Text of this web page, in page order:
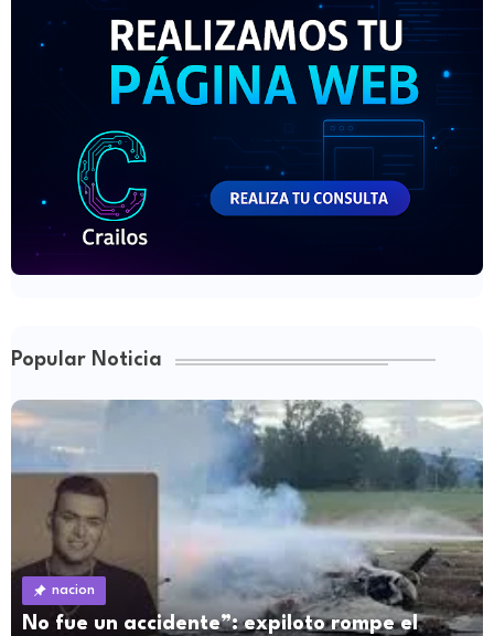
Popular Noticia
nacion
No fue un accidente”: expiloto rompe el